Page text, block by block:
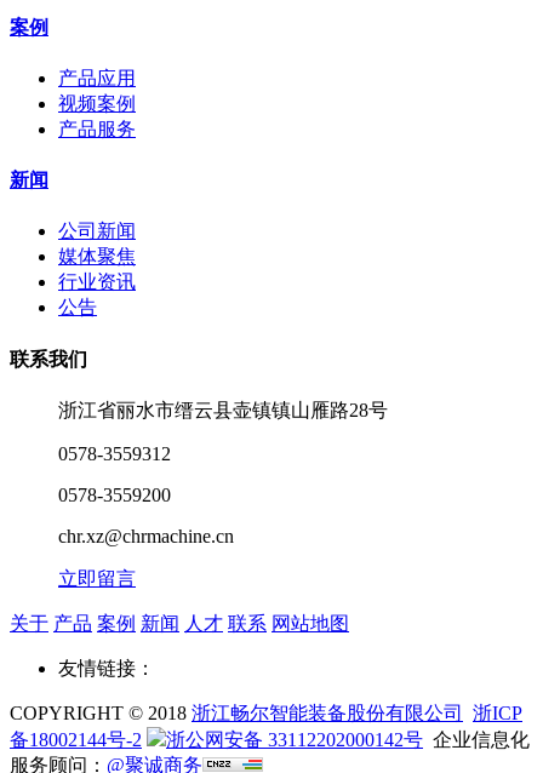
案例
产品应用
视频案例
产品服务
新闻
公司新闻
媒体聚焦
行业资讯
公告
联系我们
浙江省丽水市缙云县壶镇镇山雁路28号
0578-3559312
0578-3559200
chr.xz@chrmachine.cn
立即留言
关于 产品 案例 新闻 人才 联系 网站地图
友情链接：
COPYRIGHT © 2018 浙江畅尔智能装备股份有限公司
浙ICP
备18002144号-2
浙公网安备 33112202000142号 企业信息化
服务顾问： @聚诚商务